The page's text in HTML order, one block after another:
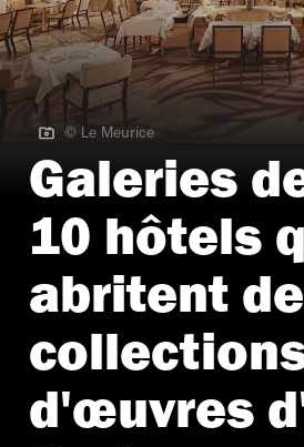
© Le Meurice
© Le Meurice
Galeries
10 hôtels
abritent
d'œuvres